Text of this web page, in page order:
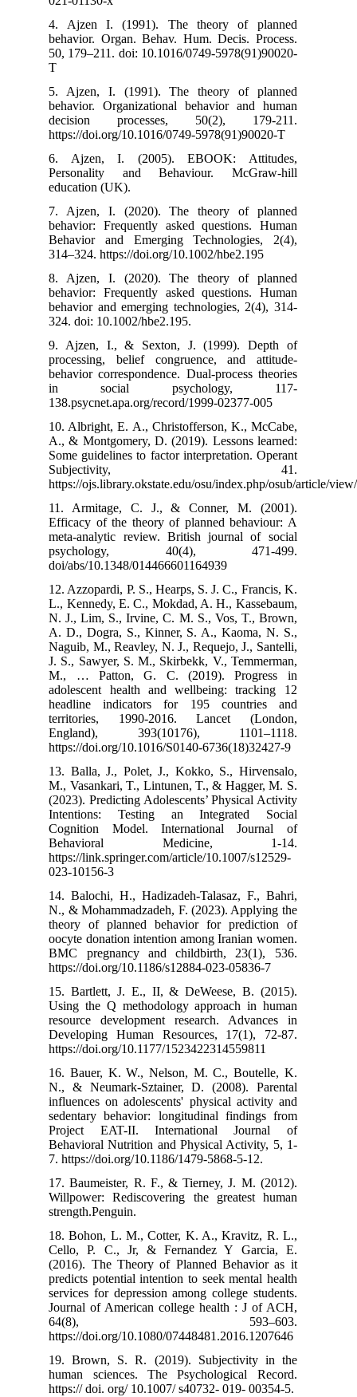
4. Ajzen I.
behavior.
50, 179–211.
5. Ajzen, I.
behavior.
decision
https://doi.org/
6. Ajzen, I.
Personality
7. Ajzen, I.
behavior:
Behavior and
8. Ajzen, I.
behavior:
behavior and
9. Ajzen, I.,
processing,
behavior
in
10. Albright,
A., &
Some
https://
11.
Efficacy of
meta‐analytic
12. Azzopardi,
L., Kennedy,
N. J., Lim, S.,
A. D., Dogra,
Naguib, M.,
J. S., Sawyer,
M., …
adolescent
headline
territories,
England),
https://doi.org/
13. Balla, J.,
M., Vasankari,
(2023).
Intentions:
Cognition
https://
14. Balochi,
N., &
theory of
oocyte
BMC
15. Bartlett,
Using the Q
resource
Developing
16. Bauer, K.
N., &
influences on
sedentary
Project
Behavioral
17.
Willpower:
18. Bohon, L.
Cello, P. C.,
(2016). The
predicts
services for
Journal of
https://doi.org/
19. Brown,
human
https:// doi.